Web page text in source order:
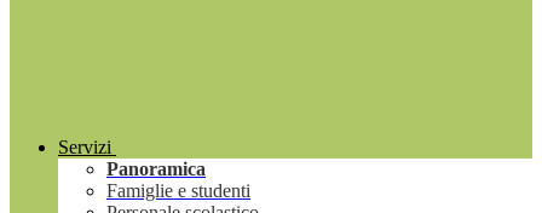
Servizi
Panoramica
Famiglie e studenti